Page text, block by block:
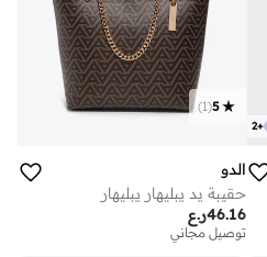
+
2
5
(
1
)
الدو
حقيبة يد يبليهار يبليهار
ر.ع46.16
توصيل مجاني